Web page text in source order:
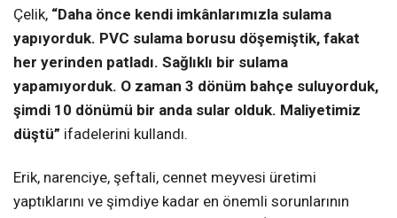
Çelik, “Daha önce kendi imkânlarımızla sulama
yapıyorduk. PVC sulama borusu döşemiştik, fakat
her yerinden patladı. Sağlıklı bir sulama
yapamıyorduk. O zaman 3 dönüm bahçe suluyorduk,
şimdi 10 dönümü bir anda sular olduk. Maliyetimiz
düştü” ifadelerini kullandı.
Erik, narenciye, şeftali, cennet meyvesi üretimi
yaptıklarını ve şimdiye kadar en önemli sorunlarının